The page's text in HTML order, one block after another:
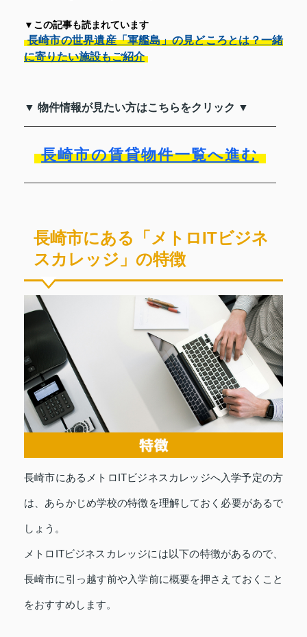
▼この記事も読まれています
長崎市の世界遺産「軍艦島」の見どころとは？一緒
に寄りたい施設もご紹介
▼ 物件情報が見たい方はこちらをクリック ▼
長崎市の賃貸物件一覧へ進む
長崎市にある「メトロITビジネ
スカレッジ」の特徴
長崎市にあるメトロITビジネスカレッジへ入学予定の方
は、あらかじめ学校の特徴を理解しておく必要があるで
しょう。
メトロITビジネスカレッジには以下の特徴があるので、
長崎市に引っ越す前や入学前に概要を押さえておくこと
をおすすめします。